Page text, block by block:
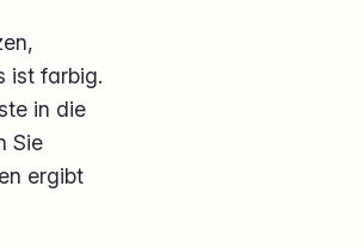
ist farbig.
in die
Sie
ergibt